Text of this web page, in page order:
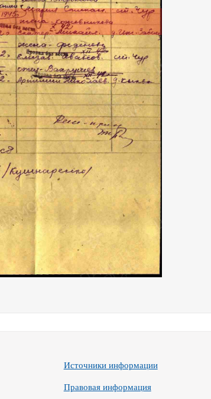
Источники информации
Правовая информация